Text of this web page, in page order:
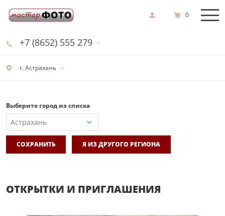
г. Астрахань
+7 (8652) 555 279
0
Выберите город из списка
СОХРАНИТЬ Я ИЗ ДРУГОГО РЕГИОНА
ОТКРЫТКИ И ПРИГЛАШЕНИЯ